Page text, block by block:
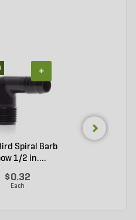
Spiral Barb
1/2 in....
$0.32
Each
+